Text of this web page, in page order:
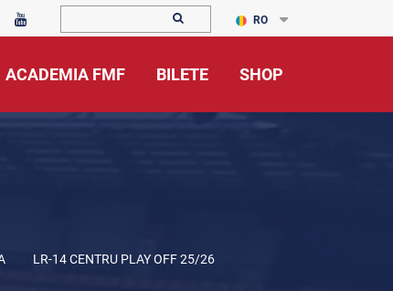
RO
ACADEMIA FMF BILETE SHOP
LR-14 CENTRU PLAY OFF 25/26